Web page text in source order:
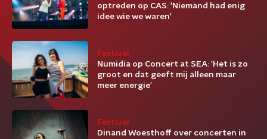
optreden op CAS: 'Niemand had enig
idee wie we waren'
Festival
Numidia op Concert at SEA: 'Het is zo
groot en dat geeft mij alleen maar
meer energie'
Festival
Dinand Woesthoff over concerten in